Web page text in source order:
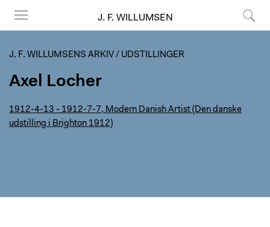
J. F. WILLUMSEN
J. F. WILLUMSENS ARKIV / UDSTILLINGER
Axel Locher
1912-4-13 - 1912-7-7, Modern Danish Artist (Den danske
udstilling i Brighton 1912)